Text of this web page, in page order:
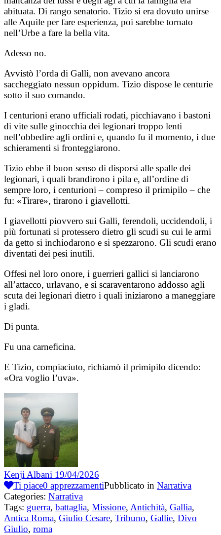
abituata. Di rango senatorio. Tizio si era dovuto unirse
alle Aquile per fare esperienza, poi sarebbe tornato
nell’Urbe a fare la bella vita.
Adesso no.
Avvistò l’orda di Galli, non avevano ancora
saccheggiato nessun oppidum. Tizio dispose le centurie
sotto il suo comando.
I centurioni erano ufficiali rodati, picchiavano i bastoni
di vite sulle ginocchia dei legionari troppo lenti
nell’obbedire agli ordini e, quando fu il momento, i due
schieramenti si fronteggiarono.
Tizio ebbe il buon senso di disporsi alle spalle dei
legionari, i quali brandirono i pila e, all’ordine di
sempre loro, i centurioni – compreso il primipilo – che
fu: «Tirare», tirarono i giavellotti.
I giavellotti piovvero sui Galli, ferendoli, uccidendoli, i
più fortunati si protessero dietro gli scudi su cui le armi
da getto si inchiodarono e si spezzarono. Gli scudi erano
diventati dei pesi inutili.
Offesi nel loro onore, i guerrieri gallici si lanciarono
all’attacco, urlavano, e si scaraventarono addosso agli
scuta dei legionari dietro i quali iniziarono a maneggiare
i gladi.
Di punta.
Fu una carneficina.
E Tizio, compiaciuto, richiamò il primipilo dicendo:
«Ora voglio l’uva».
Kenji Albani 19/04/2026
Ti piace0 apprezzamentiPubblicato in Narrativa
Categories: Narrativa
Tags: guerra, battaglia, Missione, Antichità, Gallia,
Antica Roma, Giulio Cesare, Tribuno, Gallie, Divo
Giulio, roma